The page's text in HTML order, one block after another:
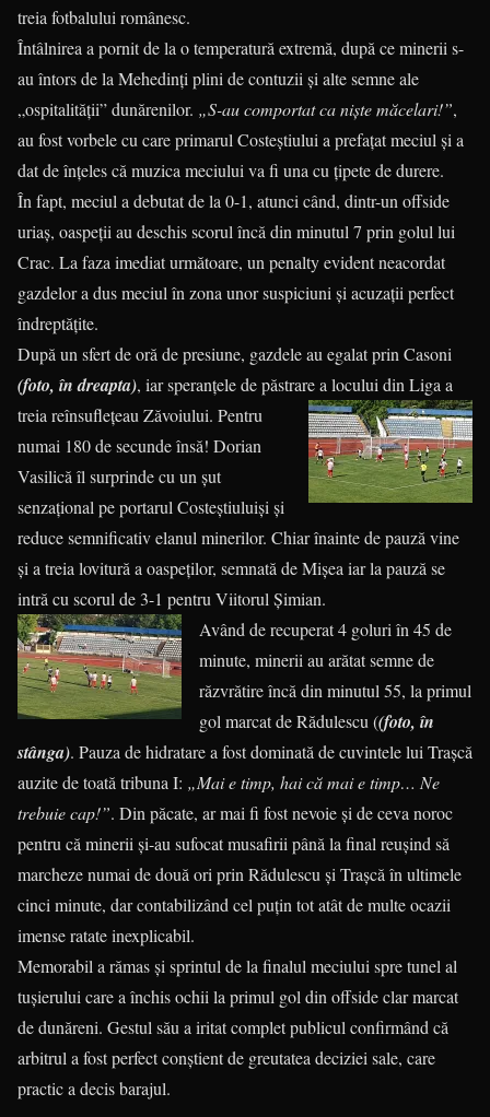
treia fotbalului românesc.
Întâlnirea a pornit de la o temperatură extremă, după ce minerii s-
au întors de la Mehedinți plini de contuzii și alte semne ale
„ospitalității” dunărenilor. „S-au comportat ca niște măcelari!”,
au fost vorbele cu care primarul Costeștiului a prefațat meciul și a
dat de înțeles că muzica meciului va fi una cu țipete de durere.
În fapt, meciul a debutat de la 0-1, atunci când, dintr-un offside
uriaș, oaspeții au deschis scorul încă din minutul 7 prin golul lui
Crac. La faza imediat următoare, un penalty evident neacordat
gazdelor a dus meciul în zona unor suspiciuni și acuzații perfect
îndreptățite.
După un sfert de oră de presiune, gazdele au egalat prin Casoni
(foto, în dreapta), iar speranțele de păstrare a locului din Liga a
treiareînsuflețeau Zăvoiului. Pentru
numai 180 de secunde însă! Dorian
Vasilică îl surprinde cu un șut
senzațional pe portarul Costeștiuluiși și
reduce semnificativ elanul minerilor. Chiar înainte de pauză vine
și a treia lovitură a oaspeților, semnată de Mișea iar la pauză se
intră cu scorul de 3-1 pentru Viitorul Șimian.
Având de recuperat 4 goluri în 45 de
minute, minerii au arătat semne de
răzvrătire încă din minutul 55, la primul
gol marcat de Rădulescu ((foto, în
stânga). Pauza de hidratare a fost dominată de cuvintele lui Trașcă
auzite de toată tribuna I: „Mai e timp, hai că mai e timp… Ne
trebuie cap!”. Din păcate, ar mai fi fost nevoie și de ceva noroc
pentru că minerii și-au sufocat musafirii până la final reușind să
marcheze numai de două ori prin Rădulescu și Trașcă în ultimele
cinci minute, dar contabilizând cel puțin tot atât de multe ocazii
imense ratate inexplicabil.
Memorabil a rămas și sprintul de la finalul meciului spre tunel al
tușierului care a închis ochii la primul gol din offside clar marcat
de dunăreni. Gestul său a iritat complet publicul confirmând că
arbitrul a fost perfect conștient de greutatea deciziei sale, care
practic a decis barajul.